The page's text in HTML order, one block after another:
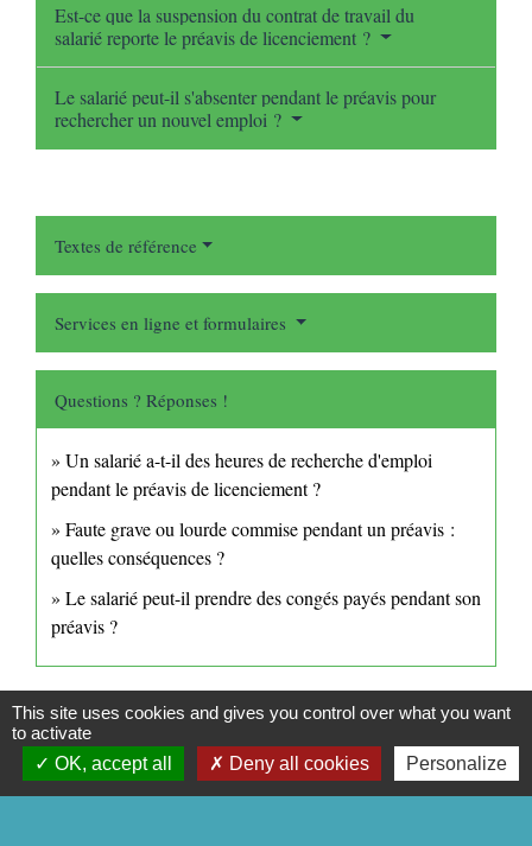
Est-ce que la suspension du contrat de travail du
salarié reporte le préavis de licenciement ?
Le salarié peut-il s'absenter pendant le préavis pour
rechercher un nouvel emploi ?
Textes de référence
Services en ligne et formulaires
Questions ? Réponses !
Un salarié a-t-il des heures de recherche d'emploi
pendant le préavis de licenciement ?
Faute grave ou lourde commise pendant un préavis :
quelles conséquences ?
Le salarié peut-il prendre des congés payés pendant son
préavis ?
Signaler une erreur sur cette page
This site uses cookies and gives you control over what you want
to activate
OK, accept all
Deny all cookies Personalize